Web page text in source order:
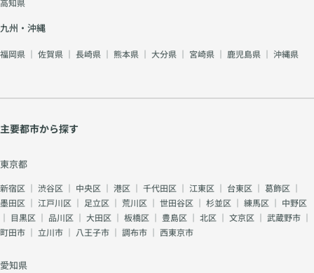
高知県
九州・沖縄
福岡県 ｜ 佐賀県 ｜ 長崎県 ｜ 熊本県 ｜ 大分県 ｜ 宮崎県 ｜ 鹿児島県 ｜ 沖縄県
主要都市から探す
東京都
新宿区 ｜ 渋谷区 ｜ 中央区 ｜ 港区 ｜ 千代田区 ｜ 江東区 ｜ 台東区 ｜ 葛飾区 ｜
墨田区 ｜ 江戸川区 ｜ 足立区 ｜ 荒川区 ｜ 世田谷区 ｜ 杉並区 ｜ 練馬区 ｜ 中野区
｜ 目黒区 ｜ 品川区 ｜ 大田区 ｜ 板橋区 ｜ 豊島区 ｜ 北区 ｜ 文京区 ｜ 武蔵野市 ｜
町田市 ｜ 立川市 ｜ 八王子市 ｜ 調布市 ｜ 西東京市
愛知県